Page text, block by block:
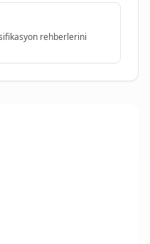
rehberlerini